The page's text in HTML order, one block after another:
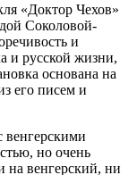
«Доктор Чехов»
Соколовой-
и
и русской жизни,
основана на
его писем и
венгерскими
но очень
на венгерский, ни